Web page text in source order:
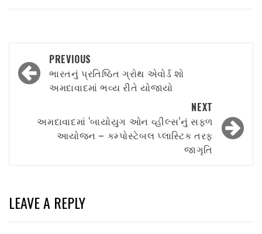
Post
navigation
PREVIOUS
ભારતનું પ્રતિષ્ઠિત ગ્રોથ એવોર્ડ શો
અમદાવાદમાં ભવ્ય રીતે યોજાયો
NEXT
અમદાવાદમાં ‘બાયોયુગ ઓન વ્હીલ્સ’નું સફળ
આયોજન – કમ્પોસ્ટેબલ પ્લાસ્ટિક તરફ
જાગૃતિ
LEAVE A REPLY